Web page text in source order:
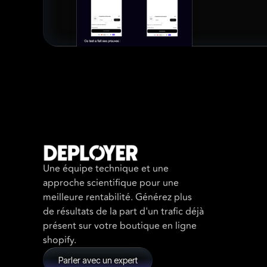
Une équipe technique et une
approche scientifique pour une
meilleure rentabilité. Générez plus
de résultats de la part d'un trafic déjà
présent sur votre boutique en ligne
shopify.
Parler avec un expert